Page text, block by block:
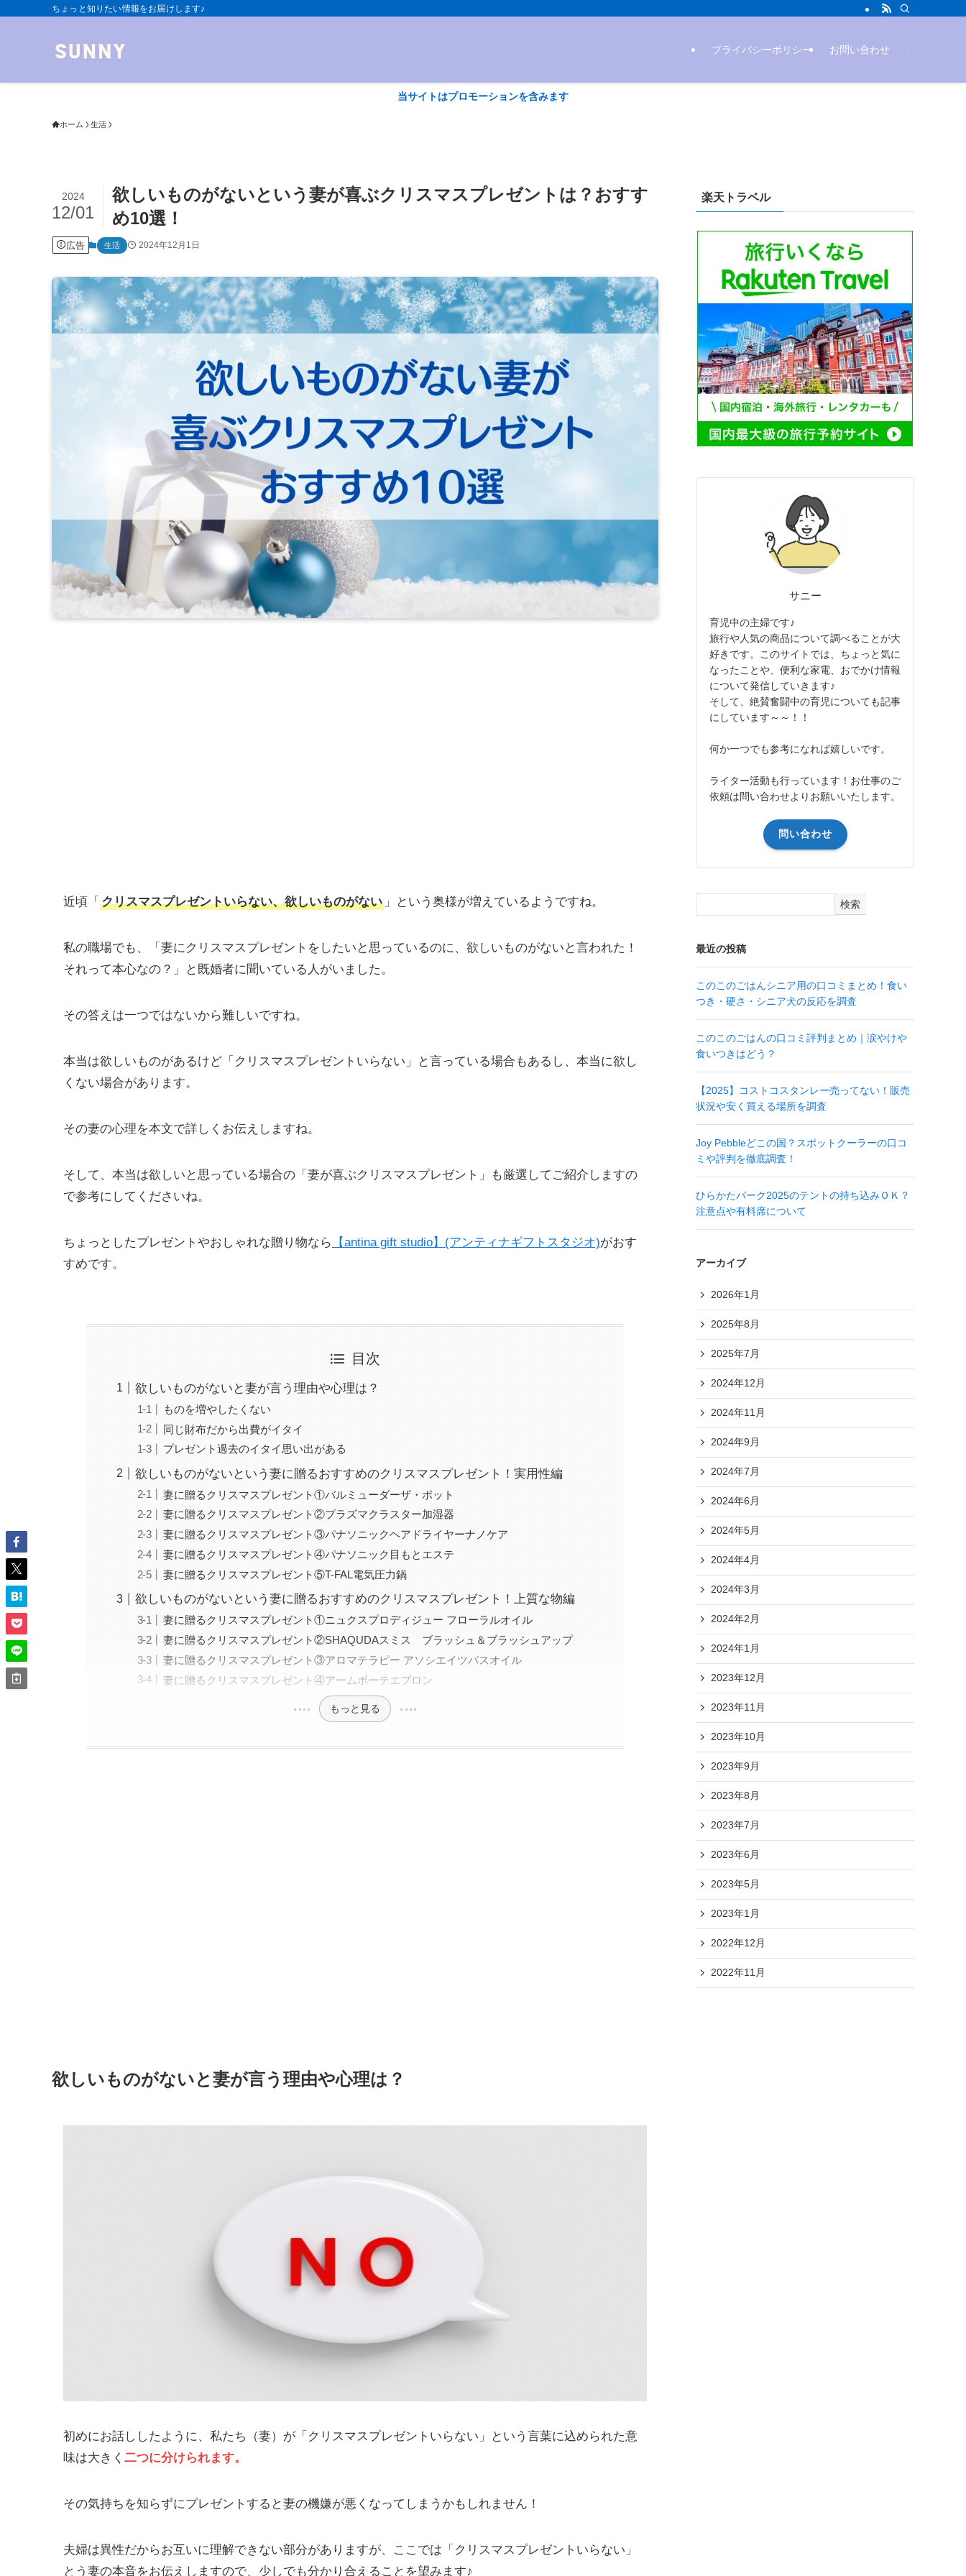
ちょっと知りたい情報をお届けします♪
プライバシーポリシー お問い合わせ
当サイトはプロモーションを含みます
ホーム 生活
欲しいものがないという妻が喜ぶクリスマスプレゼントは？おすす
め10選！
2024
12/01
広告 生活 2024年12月1日
近頃「 クリスマスプレゼントいらない、欲しいものがない 」という奥様が増えているようですね。
私の職場でも、「妻にクリスマスプレゼントをしたいと思っているのに、欲しいものがないと言われた！
それって本心なの？」と既婚者に聞いている人がいました。
その答えは一つではないから難しいですね。
本当は欲しいものがあるけど「クリスマスプレゼントいらない」と言っている場合もあるし、本当に欲し
くない場合があります。
その妻の心理を本文で詳しくお伝えしますね。
そして、本当は欲しいと思っている場合の「妻が喜ぶクリスマスプレゼント」も厳選してご紹介しますの
で参考にしてくださいね。
ちょっとしたプレゼントやおしゃれな贈り物なら 【antina gift studio】(アンティナギフトスタジオ)がおす
すめです。
目次
欲しいものがないと妻が言う理由や心理は？
ものを増やしたくない
同じ財布だから出費がイタイ
プレゼント過去のイタイ思い出がある
欲しいものがないという妻に贈るおすすめのクリスマスプレゼント！実用性編
妻に贈るクリスマスプレゼント①バルミューダーザ・ポット
妻に贈るクリスマスプレゼント②プラズマクラスター加湿器
妻に贈るクリスマスプレゼント③パナソニックヘアドライヤーナノケア
妻に贈るクリスマスプレゼント④パナソニック目もとエステ
妻に贈るクリスマスプレゼント⑤T-FAL電気圧力鍋
欲しいものがないという妻に贈るおすすめのクリスマスプレゼント！上質な物編
妻に贈るクリスマスプレゼント①ニュクスプロディジュー フローラルオイル
妻に贈るクリスマスプレゼント②SHAQUDAスミス ブラッシュ＆ブラッシュアップ
妻に贈るクリスマスプレゼント③アロマテラピー アソシエイツバスオイル
妻に贈るクリスマスプレゼント④アームボーテエプロン
もっと見る
欲しいものがないと妻が言う理由や心理は？
初めにお話ししたように、私たち（妻）が「クリスマスプレゼントいらない」という言葉に込められた意
味は大きく 二つに分けられます。
その気持ちを知らずにプレゼントすると妻の機嫌が悪くなってしまうかもしれません！
夫婦は異性だからお互いに理解できない部分がありますが、ここでは「クリスマスプレゼントいらない」
とう妻の本音をお伝えしますので、少しでも分かり合えることを望みます♪
楽天トラベル
サニー
育児中の主婦です♪
旅行や人気の商品について調べることが大
好きです。このサイトでは、ちょっと気に
なったことや、便利な家電、おでかけ情報
について発信していきます♪
そして、絶賛奮闘中の育児についても記事
にしています～～！！
何か一つでも参考になれば嬉しいです。
ライター活動も行っています！お仕事のご
依頼は問い合わせよりお願いいたします。
問い合わせ
検索
最近の投稿
このこのごはんシニア用の口コミまとめ！食い
つき・硬さ・シニア犬の反応を調査
このこのごはんの口コミ評判まとめ｜涙やけや
食いつきはどう？
【2025】コストコスタンレー売ってない！販売
状況や安く買える場所を調査
Joy Pebbleどこの国？スポットクーラーの口コ
ミや評判を徹底調査！
ひらかたパーク2025のテントの持ち込みＯＫ？
注意点や有料席について
アーカイブ
2026年1月
2025年8月
2025年7月
2024年12月
2024年11月
2024年9月
2024年7月
2024年6月
2024年5月
2024年4月
2024年3月
2024年2月
2024年1月
2023年12月
2023年11月
2023年10月
2023年9月
2023年8月
2023年7月
2023年6月
2023年5月
2023年1月
2022年12月
2022年11月